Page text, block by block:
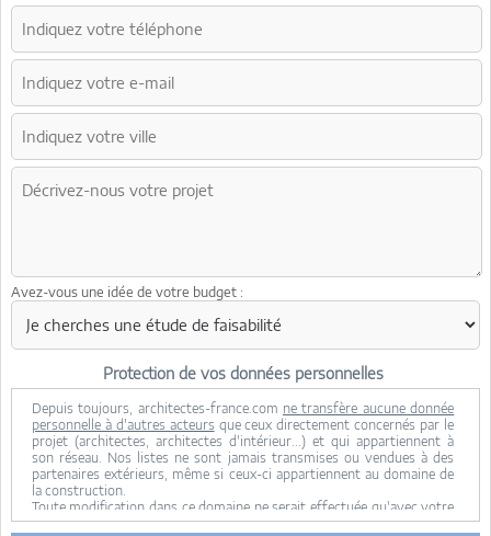
Avez-vous une idée de votre budget :
Protection de vos données personnelles
Depuis toujours, architectes-france.com ne transfère aucune donnée
personnelle à d'autres acteurs que ceux directement concernés par le
projet (architectes, architectes d'intérieur...) et qui appartiennent à
son réseau. Nos listes ne sont jamais transmises ou vendues à des
partenaires extérieurs, même si ceux-ci appartiennent au domaine de
la construction.
Toute modification dans ce domaine ne serait effectuée qu'avec votre
consentement.